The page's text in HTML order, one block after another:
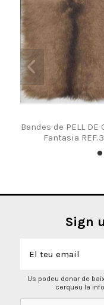
Bandes de PELL DE
Fantasia
Sign
Us podeu donar de
cerqueu la